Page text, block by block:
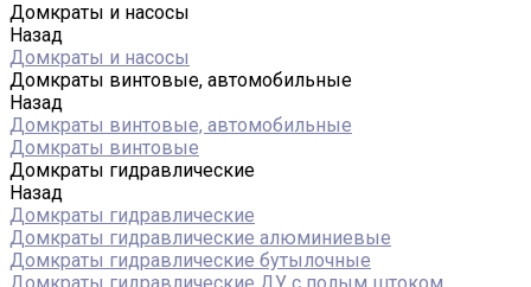
Домкраты и насосы
Назад
Домкраты и насосы
Домкраты винтовые, автомобильные
Назад
Домкраты винтовые, автомобильные
Домкраты винтовые
Домкраты гидравлические
Назад
Домкраты гидравлические
Домкраты гидравлические алюминиевые
Домкраты гидравлические бутылочные